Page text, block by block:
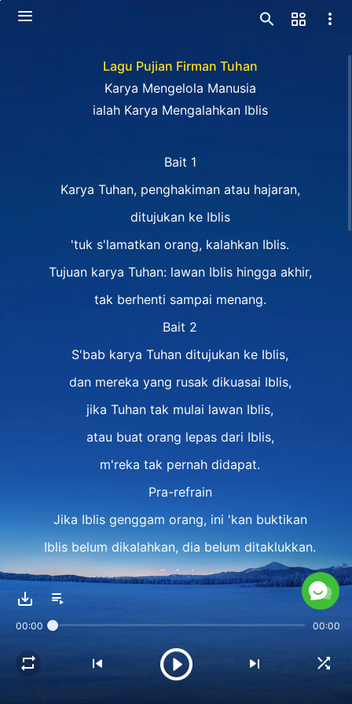
Lagu Pujian Firman Tuhan
Karya Mengelola Manusia
ialah Karya Mengalahkan Iblis
Bait 1
Karya Tuhan, penghakiman atau hajaran,
ditujukan ke Iblis
'tuk s'lamatkan orang, kalahkan Iblis.
Tujuan karya Tuhan: lawan Iblis hingga akhir,
tak berhenti sampai menang.
Bait 2
S'bab karya Tuhan ditujukan ke Iblis,
dan mereka yang rusak dikuasai Iblis,
jika Tuhan tak mulai lawan Iblis,
atau buat orang lepas dari Iblis,
m'reka tak pernah didapat.
Pra-refrain
Jika Iblis genggam orang, ini 'kan buktikan
Iblis belum dikalahkan, dia belum ditaklukkan.
Refrain
pertempuran lawan naga merah besar,
dan karya mengelola manusia
ialah karya mengalahkan Iblis.
00:00 00:00